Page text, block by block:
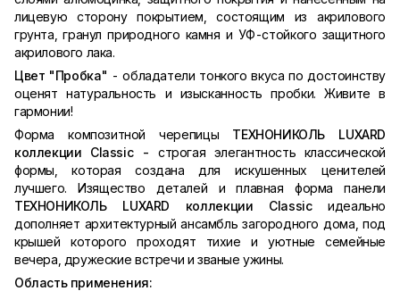
лицевую сторону покрытием, состоящим из акрилового
грунта, гранул природного камня и УФ-стойкого защитного
акрилового лака.
Цвет "Пробка" - обладатели тонкого вкуса по достоинству
оценят натуральность и изысканность пробки. Живите в
гармонии!
Форма композитной черепицы ТЕХНОНИКОЛЬ LUXARD
коллекции Classic -строгая элегантность классической
формы, которая создана для искушенных ценителей
лучшего. Изящество деталей и плавная форма панели
ТЕХНОНИКОЛЬ LUXARD коллекции Classicидеально
дополняет архитектурный ансамбль загородного дома, под
крышей которого проходят тихие и уютные семейные
вечера, дружеские встречи и званые ужины.
Область применения: